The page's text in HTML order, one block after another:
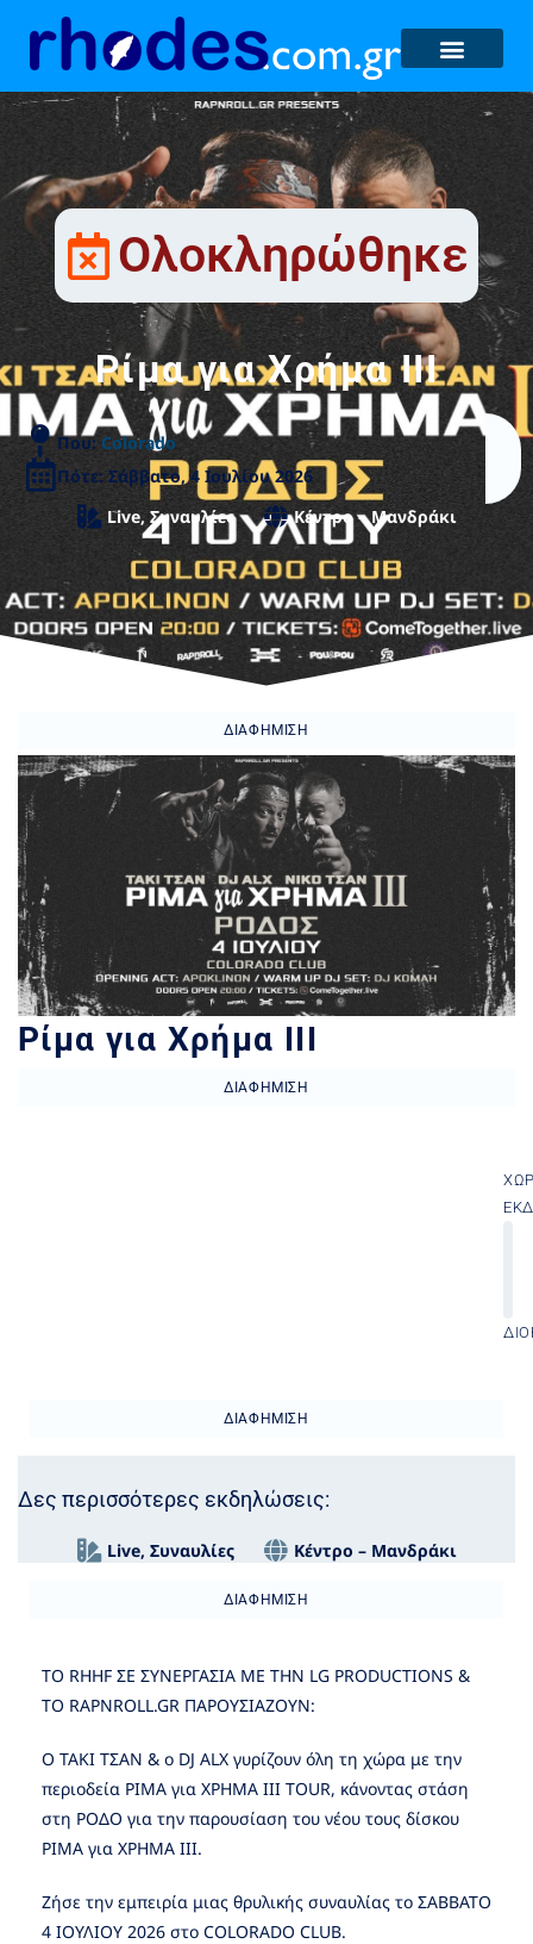
Ολοκληρώθηκε
Ρίμα για Χρήμα ΙΙΙ
Που: Colorado
Πότε: Σάββατο, 4 Ιουλίου 2026
Live, Συναυλίες Κέντρο – Μανδράκι
ΔΙΑΦΉΜΙΣΗ
Ρίμα για Χρήμα ΙΙΙ
ΔΙΑΦΉΜΙΣΗ
ΔΙΑΦΉΜΙΣΗ
Δες περισσότερες εκδηλώσεις:
Live, Συναυλίες Κέντρο – Μανδράκι
ΔΙΑΦΉΜΙΣΗ
ΤΟ RHHF ΣΕ ΣΥΝΕΡΓΑΣΙΑ ΜΕ ΤΗΝ LG PRODUCTIONS &
TO RAPNROLL.GR ΠΑΡΟΥΣΙΑΖOYN:
Ο ΤΑΚΙ ΤΣΑΝ & ο DJ ALX γυρίζουν όλη τη χώρα με την
περιοδεία ΡΙΜΑ για ΧΡΗΜΑ ΙΙΙ TOUR, κάνοντας στάση
στη ΡΟΔΟ για την παρουσίαση του νέου τους δίσκου
ΡΙΜΑ για ΧΡΗΜΑ ΙΙΙ.
Ζήσε την εμπειρία μιας θρυλικής συναυλίας το ΣΑΒΒΑΤΟ
4 ΙΟΥΛΙΟΥ 2026 στο COLORADO CLUB.